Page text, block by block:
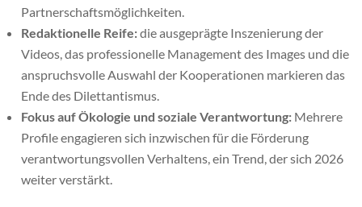
Partnerschaftsmöglichkeiten.
Redaktionelle Reife:die ausgeprägte Inszenierung der
Videos, das professionelle Management des Images und die
anspruchsvolle Auswahl der Kooperationen markieren das
Ende des Dilettantismus.
Fokus auf Ökologie und soziale Verantwortung: Mehrere
Profile engagieren sich inzwischen für die Förderung
verantwortungsvollen Verhaltens, ein Trend, der sich 2026
weiter verstärkt.